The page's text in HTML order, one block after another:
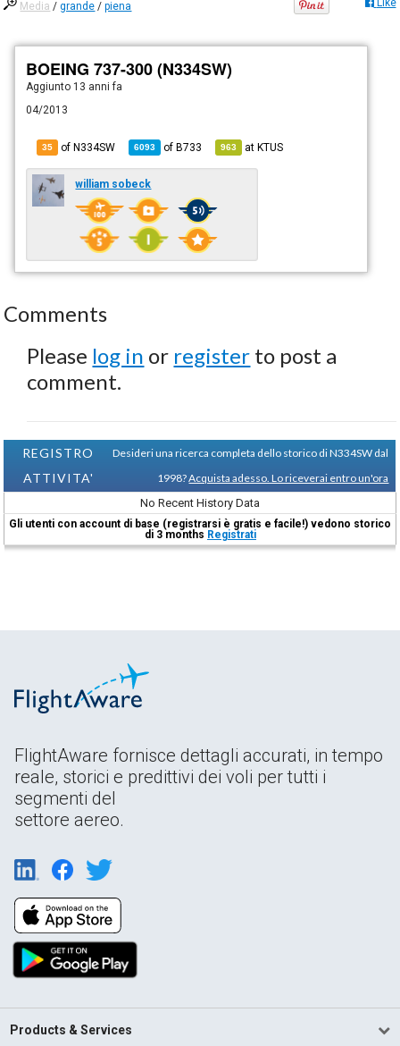
Media /grande /piena
BOEING 737-300 (N334SW)
Aggiunto 13 anni fa
04/2013
35 of N334SW 6093 ofB733 963 atKTUS
william sobeck
Comments
Please log in or register to post a
comment.
REGISTRO
ATTIVITA'
Desideri una ricerca completa dello storico di N334SW dal
1998?Acquista adesso. Lo riceverai entro un'ora
No Recent History Data
Gli utenti con account di base (registrarsi è gratis e facile!) vedono storico
di 3 months Registrati
FlightAware fornisce dettagli accurati, in tempo
reale, storici e predittivi dei voli per tutti i
segmenti del
settore aereo.
Products & Services